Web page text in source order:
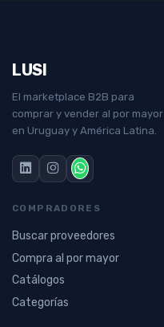
LUSI
El marketplace B2B para
comprar y vender al por mayor
en Uruguay y América Latina.
COMPRADORES
Buscar proveedores
Compra al por mayor
Catálogos
Categorías